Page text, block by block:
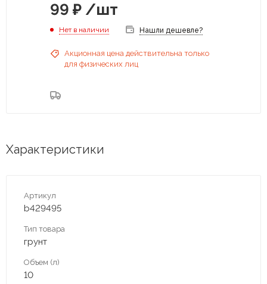
99 ₽ /шт
Нет в наличии Нашли дешевле?
Акционная цена действительна только
для физических лиц
Характеристики
Артикул
b429495
Тип товара
грунт
Объем (л)
10